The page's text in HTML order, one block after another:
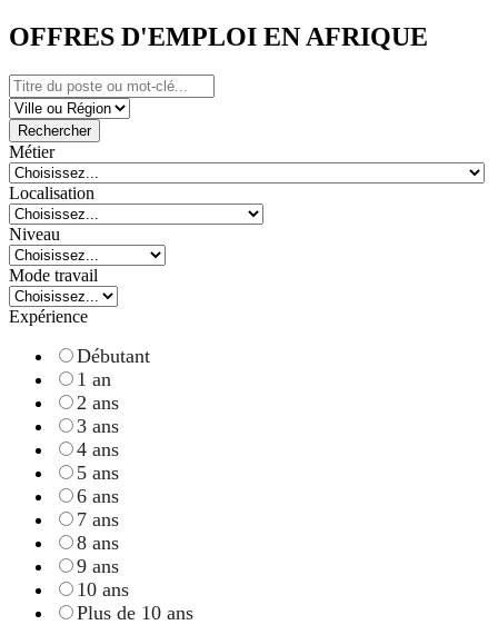
OFFRES D'EMPLOI EN AFRIQUE
Rechercher
Métier
Localisation
Niveau
Mode travail
Expérience
Débutant
1 an
2 ans
3 ans
4 ans
5 ans
6 ans
7 ans
8 ans
9 ans
10 ans
Plus de 10 ans